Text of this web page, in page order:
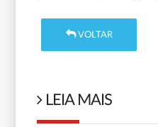
VOLTAR
LEIA MAIS